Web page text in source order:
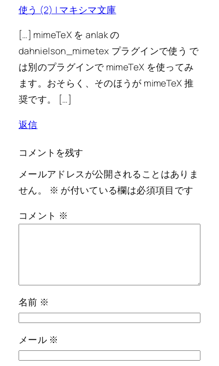
使う (2) | マキシマ文庫
[…] mimeTeX を anlak の
dahnielson_mimetex プラグインで使う で
は別のプラグインで mimeTeX を使ってみ
ます。おそらく、そのほうが mimeTeX 推
奨です。 […]
返信
コメントを残す
メールアドレスが公開されることはありま
せん。
※ が付いている欄は必須項目です
コメント ※
名前 ※
メール ※